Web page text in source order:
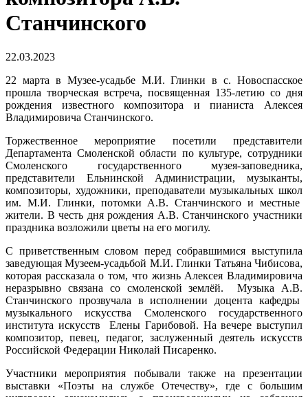
Станчинского
22.03.2023
22 марта в Музее-усадьбе М.И. Глинки в с. Новоспасское
прошла творческая встреча, посвященная 135-летию со дня
рождения известного композитора и пианиста Алексея
Владимировича Станчинского.
Торжественное мероприятие посетили представители
Департамента Смоленской области по культуре, сотрудники
Смоленского государственного музея-заповедника,
представители Ельнинской Администрации, музыканты,
композиторы, художники, преподаватели музыкальных школ
им. М.И. Глинки, потомки А.В. Станчинского и местные
жители. В честь дня рождения А.В. Станчинского участники
праздника возложили цветы на его могилу.
С приветственным словом перед собравшимися выступила
заведующая Музеем-усадьбой М.И. Глинки Татьяна Чибисова,
которая рассказала о том, что жизнь Алексея Владимировича
неразрывно связана со смоленской землёй. Музыка А.В.
Станчинского прозвучала в исполнении доцента кафедры
музыкального искусства Смоленского государственного
института искусств Елены Гарибовой. На вечере выступил
композитор, певец, педагог, заслуженный деятель искусств
Российской Федерации Николай Писаренко.
Участники мероприятия побывали также на презентации
выставки «Поэты на службе Отечеству», где с большим